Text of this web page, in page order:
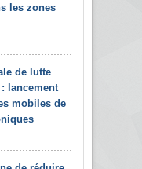
les zones
de lutte
lancement
mobiles de